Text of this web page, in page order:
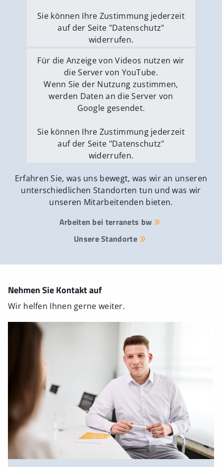
Sie können Ihre Zustimmung jederzeit
auf der Seite "Datenschutz"
widerrufen.
Externe Medien erlauben
Für die Anzeige von Videos nutzen wir
die Server von YouTube.
Wenn Sie der Nutzung zustimmen,
werden Daten an die Server von
Google gesendet.
Sie können Ihre Zustimmung jederzeit
auf der Seite "Datenschutz"
widerrufen.
Externe Medien erlauben
Erfahren Sie, was uns bewegt, was wir an unseren
unterschiedlichen Standorten tun und was wir
unseren Mitarbeitenden bieten.
Arbeiten bei terranets bw
Unsere Standorte
Nehmen Sie Kontakt auf
Wir helfen Ihnen gerne weiter.